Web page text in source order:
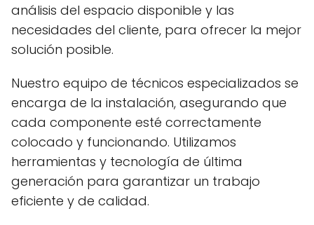
análisis del espacio disponible y las
necesidades del cliente, para ofrecer la mejor
solución posible.
Nuestro equipo de técnicos especializados se
encarga de la instalación, asegurando que
cada componente esté correctamente
colocado y funcionando. Utilizamos
herramientas y tecnología de última
generación para garantizar un trabajo
eficiente y de calidad.